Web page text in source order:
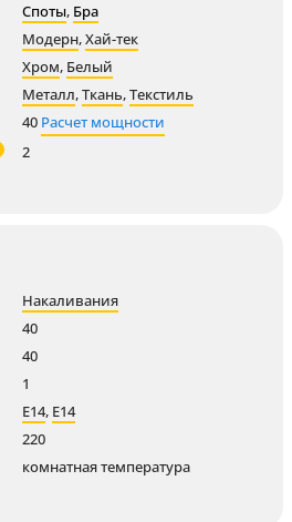
Споты, Бра
Модерн,Хай-тек
Хром, Белый
Металл,Ткань,Текстиль
40 Расчет мощности
2
Накаливания
40
40
1
E14, E14
220
комнатная температура